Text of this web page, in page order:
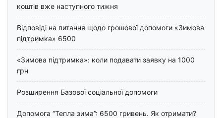
коштів вже наступного тижня
Відповіді на питання щодо грошової допомоги «Зимова
підтримка» 6500
«Зимова підтримка»: коли подавати заявку на 1000
грн
Розширення Базової соціальної допомоги
Допомога “Тепла зима”: 6500 гривень. Як отримати?